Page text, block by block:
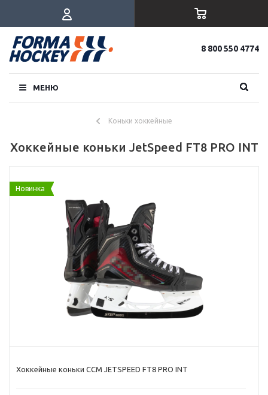
8 800 550 4774
МЕНЮ
Коньки хоккейные
Хоккейные коньки JetSpeed FT8 PRO INT
Новинка
Хоккейные коньки CCM JETSPEED FT8 PRO INT